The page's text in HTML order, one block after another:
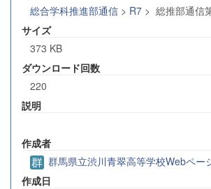
総合学科推進部通信 > R7 > 総推部通信
サイズ
373 KB
ダウンロード回数
220
説明
作成者
群馬県立渋川青翠高等学校Webペー
作成日